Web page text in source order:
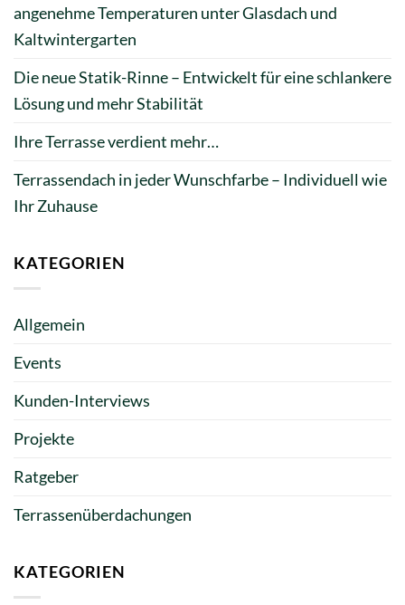
angenehme Temperaturen unter Glasdach und
Kaltwintergarten
Die neue Statik-Rinne – Entwickelt für eine schlankere
Lösung und mehr Stabilität
Ihre Terrasse verdient mehr…
Terrassendach in jeder Wunschfarbe – Individuell wie
Ihr Zuhause
KATEGORIEN
Allgemein
Events
Kunden-Interviews
Projekte
Ratgeber
Terrassenüberdachungen
KATEGORIEN